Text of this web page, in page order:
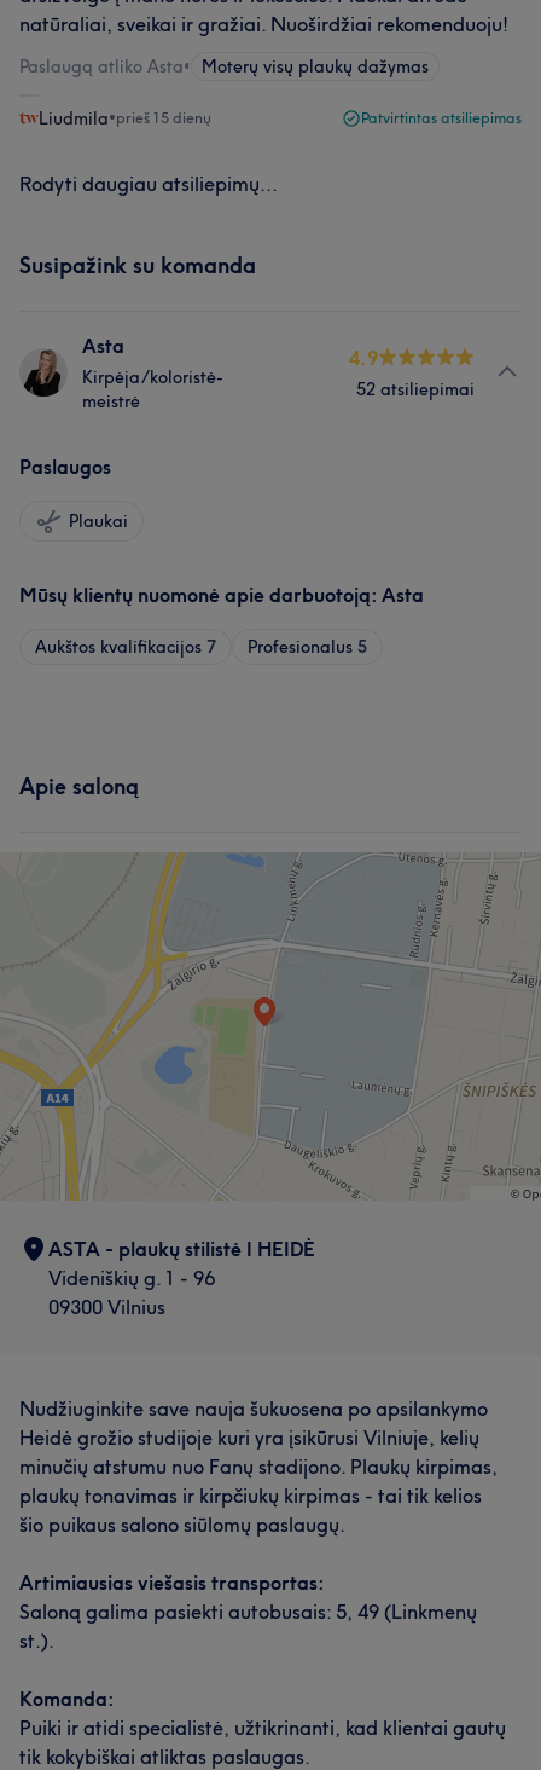
natūraliai, sveikai ir gražiai. Nuoširdžiai rekomenduoju!
Paslaugą atliko Asta• Moterų visų plaukų dažymas
Liudmila•prieš 15 dienų Patvirtintas atsiliepimas
Rodyti daugiau atsiliepimų...
Susipažink su komanda
Asta
Kirpėja/koloristė-
meistrė
4.9
52 atsiliepimai
Paslaugos
Plaukai
Mūsų klientų nuomonė apie darbuotoją: Asta
Aukštos kvalifikacijos 7 Profesionalus 5
Apie saloną
ASTA - plaukų stilistė I HEIDĖ
Videniškių g. 1 - 96
09300 Vilnius
Nudžiuginkite save nauja šukuosena po apsilankymo
Heidė grožio studijoje kuri yra įsikūrusi Vilniuje, kelių
minučių atstumu nuo Fanų stadijono. Plaukų kirpimas,
plaukų tonavimas ir kirpčiukų kirpimas - tai tik kelios
šio puikaus salono siūlomų paslaugų.
Artimiausias viešasis transportas:
Saloną galima pasiekti autobusais: 5, 49 (Linkmenų
st.).
Komanda:
Puiki ir atidi specialistė, užtikrinanti, kad klientai gautų
tik kokybiškai atliktas paslaugas.